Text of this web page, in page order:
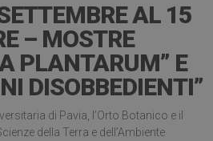
AL 15
– MOSTRE
PLANTARUM” E
DISOBBEDIENTI”
di Pavia, l’Orto Botanico e il
della Terra e dell’Ambiente